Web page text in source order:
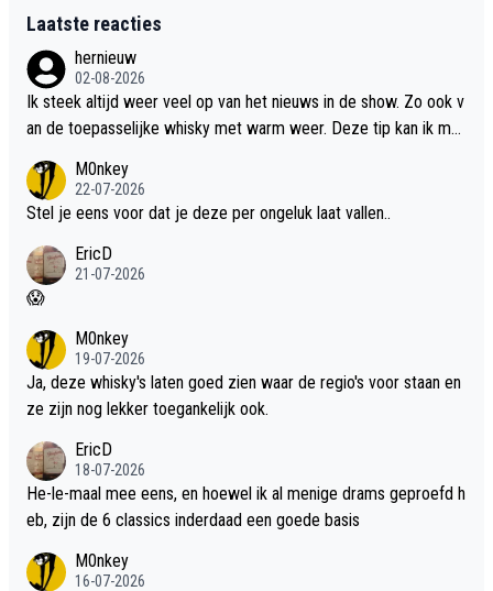
Laatste reacties
hernieuw
02-08-2026
Ik steek altijd weer veel op van het nieuws in de show. Zo ook v
an de toepasselijke whisky met warm weer. Deze tip kan ik met
M0nkey
22-07-2026
Stel je eens voor dat je deze per ongeluk laat vallen..
EricD
21-07-2026
😱
M0nkey
19-07-2026
Ja, deze whisky's laten goed zien waar de regio's voor staan en
ze zijn nog lekker toegankelijk ook.
EricD
18-07-2026
He-le-maal mee eens, en hoewel ik al menige drams geproefd h
eb, zijn de 6 classics inderdaad een goede basis
M0nkey
16-07-2026